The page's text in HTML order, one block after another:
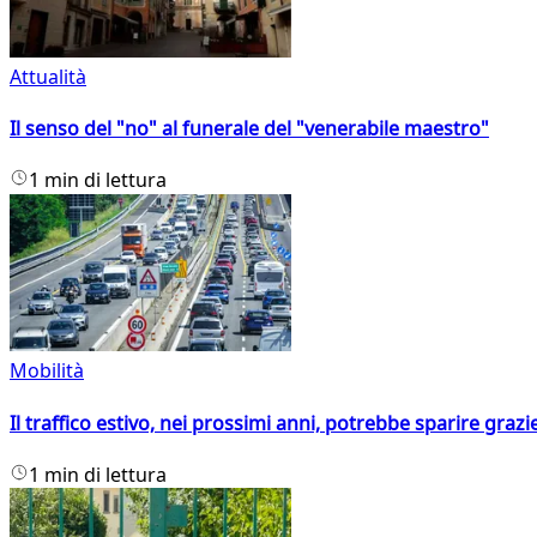
Attualità
Il senso del "no" al funerale del "venerabile maestro"
1 min di lettura
Mobilità
Il traffico estivo, nei prossimi anni, potrebbe sparire
1 min di lettura